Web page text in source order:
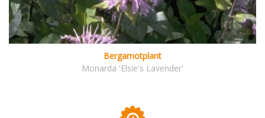
Bergamotplant
Monarda 'Elsie's Lavender'